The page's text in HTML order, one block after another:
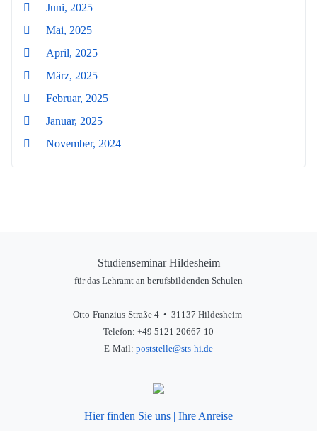
Juni, 2025
Mai, 2025
April, 2025
März, 2025
Februar, 2025
Januar, 2025
November, 2024
Studienseminar Hildesheim
für das Lehramt an berufsbildenden Schulen
Otto-Franzius-Straße 4 • 31137 Hildesheim
Telefon: +49 5121 20667-10
E-Mail: poststelle@sts-hi.de
Hier finden Sie uns | Ihre Anreise